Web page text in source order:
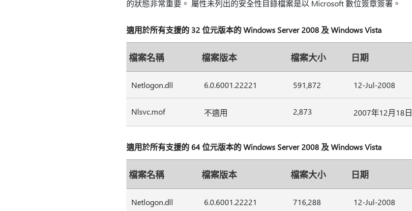
的狀態非常重要。 屬性未列出的安全性目錄檔案是以 Microsoft 數位簽章簽署。
適用於所有支援的 32 位元版本的 Windows Server 2008 及 Windows Vista
檔案名稱 檔案版本 檔案大小 日期
Netlogon.dll 6.0.6001.22221 591,872 12-Jul-2008
Nlsvc.mof 不適用 2,873 2007年12月18日
適用於所有支援的 64 位元版本的 Windows Server 2008 及 Windows Vista
檔案名稱 檔案版本 檔案大小 日期
Netlogon.dll 6.0.6001.22221 716,288 12-Jul-2008